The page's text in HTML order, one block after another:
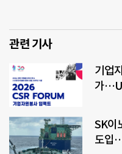
관련 기사
기업
가
SK이
도입